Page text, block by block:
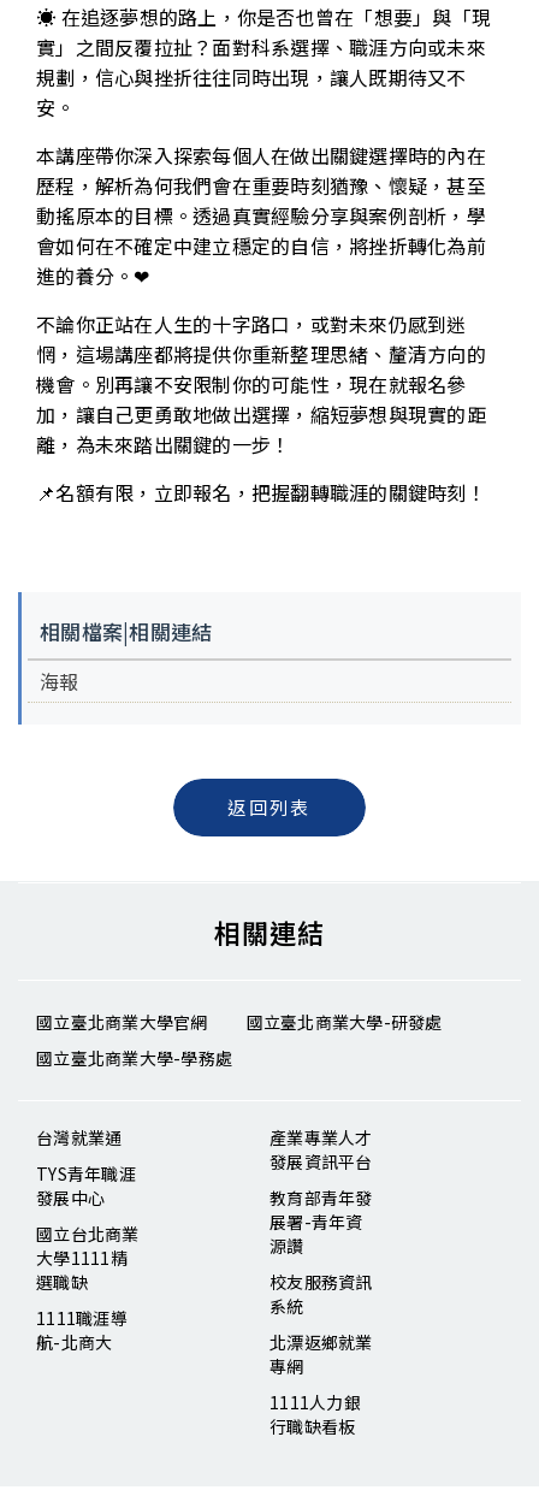
☀ 在追逐夢想的路上，你是否也曾在「想要」與「現
實」之間反覆拉扯？面對科系選擇、職涯方向或未來
規劃，信心與挫折往往同時出現，讓人既期待又不
安。
本講座帶你深入探索每個人在做出關鍵選擇時的內在
歷程，解析為何我們會在重要時刻猶豫、懷疑，甚至
動搖原本的目標。透過真實經驗分享與案例剖析，學
會如何在不確定中建立穩定的自信，將挫折轉化為前
進的養分。❤
不論你正站在人生的十字路口，或對未來仍感到迷
惘，這場講座都將提供你重新整理思緒、釐清方向的
機會。別再讓不安限制你的可能性，現在就報名參
加，讓自己更勇敢地做出選擇，縮短夢想與現實的距
離，為未來踏出關鍵的一步！
📌名額有限，立即報名，把握翻轉職涯的關鍵時刻！
相關檔案|相關連結
海報
返回列表
相關連結
國立臺北商業大學官網
國立臺北商業大學-研發處
國立臺北商業大學-學務處
台灣就業通
TYS青年職涯
發展中心
國立台北商業
大學1111精
選職缺
1111職涯導
航-北商大
產業專業人才
發展資訊平台
教育部青年發
展署-青年資
源讚
校友服務資訊
系統
北漂返鄉就業
專網
1111人力銀
行職缺看板